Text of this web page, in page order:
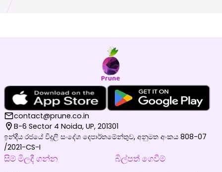
contact@prune.co.in
B-6 Sector 4 Noida, UP, 201301
ඉන්දීය රජයේ විදුලි සංදේශ දෙපාර්තමේන්තුව, අනුමත අංකය 808-07
/2021-CS-I
සිම් මිලදී ගන්න බිල්පත් ගෙවීම්